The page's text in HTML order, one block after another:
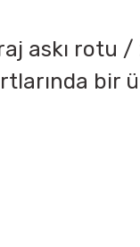
askı
bir